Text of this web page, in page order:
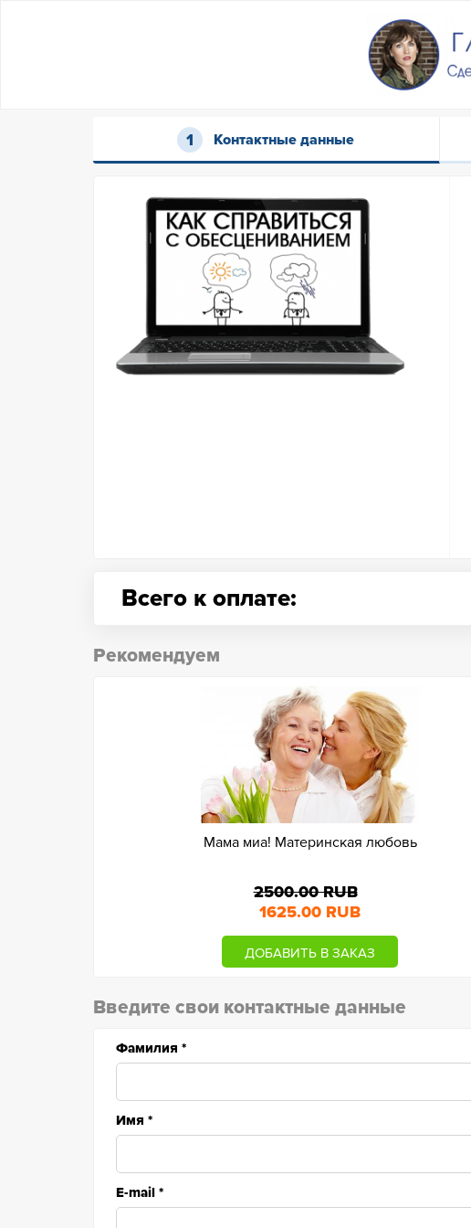
Контактные данные
Всего к оплате:
Рекомендуем
Мама миа! Материнская любовь
2500.00 RUB
1625.00 RUB
ДОБАВИТЬ В ЗАКАЗ
Введите свои контактные данные
Фамилия *
Имя *
E-mail *